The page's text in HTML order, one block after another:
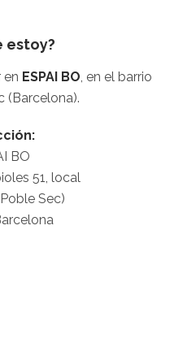
estoy?
en ESPAI BO, en el barrio
(Barcelona).
BO
51, local
Sec)